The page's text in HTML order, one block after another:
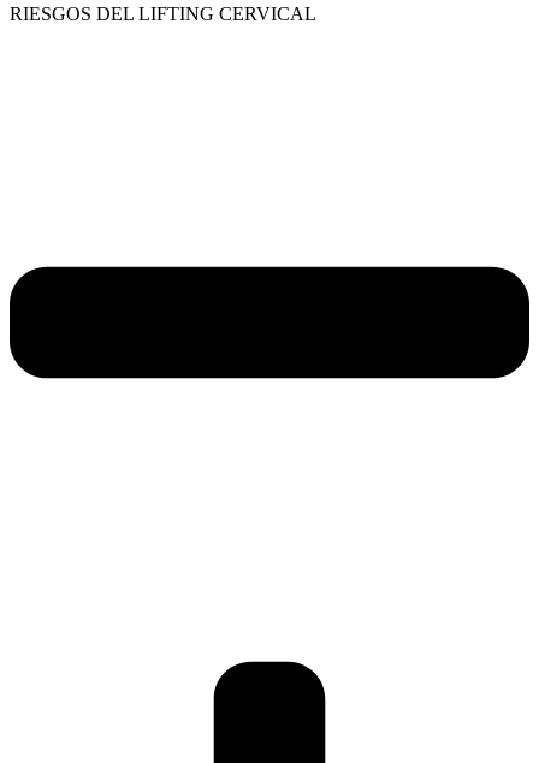
RIESGOS DEL LIFTING CERVICAL